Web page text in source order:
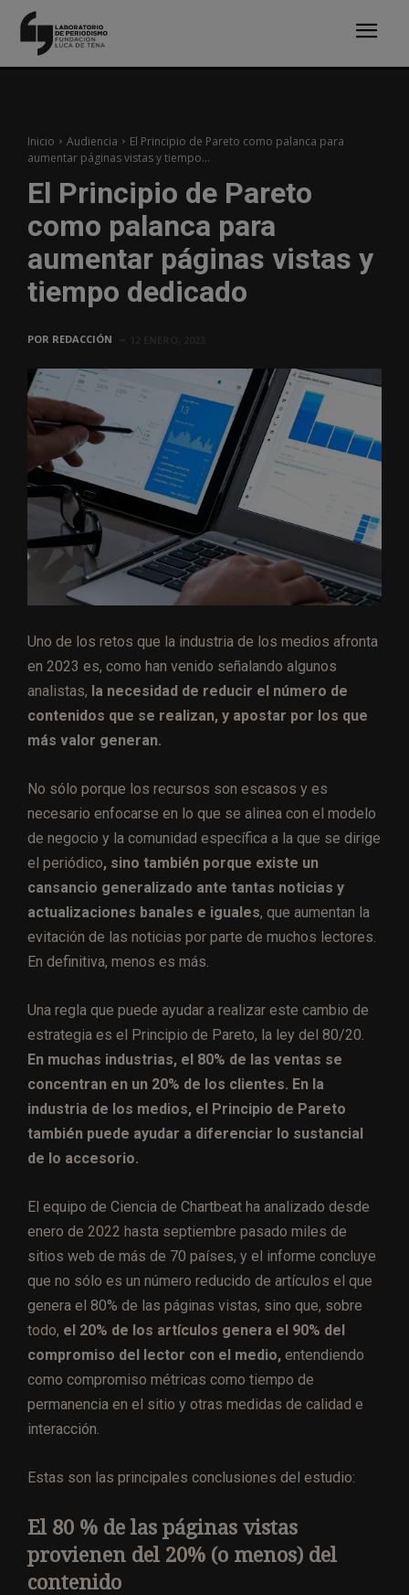
Inicio Audiencia
El Principio de Pareto como palanca para
aumentar páginas vistas y tiempo...
El Principio de Pareto
como palanca para
aumentar páginas vistas y
tiempo dedicado
POR REDACCIÓN
Uno de los retos que la industria de los medios afronta
en 2023 es, como han venido señalando algunos
analistas, la necesidad de reducir el número de
contenidos que se realizan, y apostar por los que
más valor generan.
No sólo porque los recursos son escasos y es
necesario enfocarse en lo que se alinea con el modelo
de negocio y la comunidad específica a la que se dirige
el periódico, sino también porque existe un
cansancio generalizado ante tantas noticias y
actualizaciones banales e iguales, que aumentan la
evitación de las noticias por parte de muchos lectores.
En definitiva, menos es más.
Una regla que puede ayudar a realizar este cambio de
estrategia es el Principio de Pareto, la ley del 80/20.
En muchas industrias, el 80% de las ventas se
concentran en un 20% de los clientes. En la
industria de los medios, el Principio de Pareto
también puede ayudar a diferenciar lo sustancial
de lo accesorio.
El equipo de Ciencia de Chartbeat ha analizado desde
enero de 2022 hasta septiembre pasado miles de
sitios web de más de 70 países, y el informe concluye
que no sólo es un número reducido de artículos el que
genera el 80% de las páginas vistas, sino que, sobre
todo, el 20% de los artículos genera el 90% del
compromiso del lector con el medio, entendiendo
como compromiso métricas como tiempo de
permanencia en el sitio y otras medidas de calidad e
interacción.
Estas son las principales conclusiones del estudio:
El 80 % de las páginas vistas
provienen del 20% (o menos) del
contenido